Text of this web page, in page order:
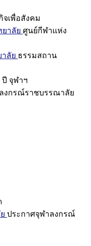
เพื่อสังคม
าลัย ศูนย์กีฬาแห่ง
ลัย ธรรมสถาน
ปี จุฬาฯ
งกรณ์ราชบรรณาลัย
ประกาศจุฬาลงกรณ์